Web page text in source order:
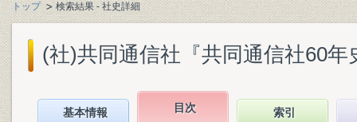
トップ 検索結果 - 社史詳細
(社)共同通信社『共同通信社60年
基本情報 目次 索引